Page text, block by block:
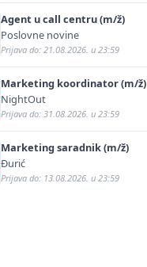
Agent u call centru (m/ž)
Poslovne novine
Prijava do: 21.08.2026. u 23:59
Marketing koordinator (m/ž)
NightOut
Prijava do: 31.08.2026. u 23:59
Marketing saradnik (m/ž)
Đurić
Prijava do: 13.08.2026. u 23:59